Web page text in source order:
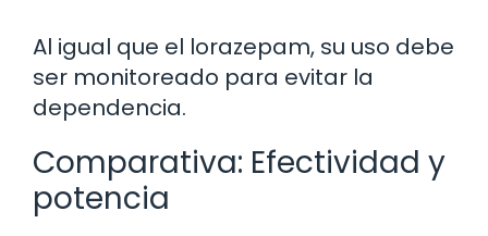
Al igual que el lorazepam, su uso debe
ser monitoreado para evitar la
dependencia.
Comparativa: Efectividad y
potencia